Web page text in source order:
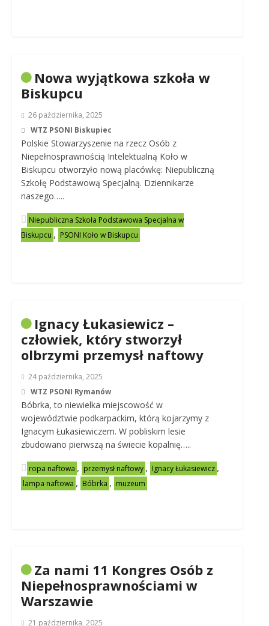
Nowa wyjątkowa szkoła w
Biskupcu
26 października, 2025
WTZ PSONI Biskupiec
Polskie Stowarzyszenie na rzecz Osób z
Niepełnosprawnością Intelektualną Koło w
Biskupcu otworzyło nową placówkę: Niepubliczną
Szkołę Podstawową Specjalną. Dziennikarze
naszego…..
Niepubliczna Szkoła Podstawowa Specjalna w
Biskupcu , PSONI Koło w Biskupcu
Ignacy Łukasiewicz –
człowiek, który stworzył
olbrzymi przemysł naftowy
24 października, 2025
WTZ PSONI Rymanów
Bóbrka, to niewielka miejscowość w
województwie podkarpackim, którą kojarzymy z
Ignacym Łukasiewiczem. W pobliskim lesie
zbudowano pierwszą na świecie kopalnię…..
ropa naftowa , przemysł naftowy , Ignacy Łukasiewicz ,
lampa naftowa , Bóbrka , muzeum
Za nami 11 Kongres Osób z
Niepełnosprawnościami w
Warszawie
21 października, 2025